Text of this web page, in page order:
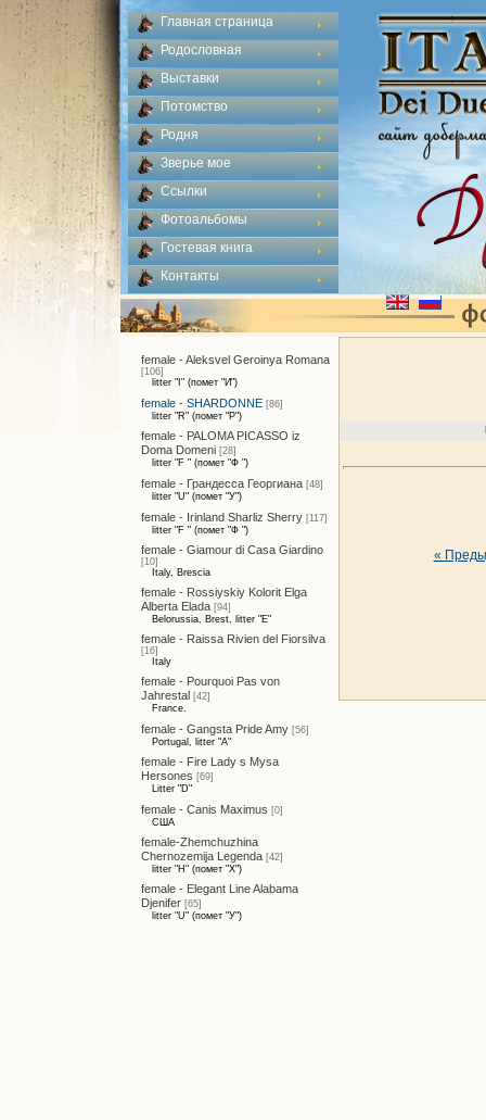
Главная страница
Родословная
Выставки
Потомство
Родня
Зверье мое
Ссылки
Фотоальбомы
Гостевая книга
Контакты
female - Aleksvel Geroinya Romana
[106]
litter "I" (помет "И")
female - SHARDONNE [86]
litter "R" (помет "Р")
female - PALOMA PICASSO iz
Doma Domeni [28]
litter "F " (помет "Ф ")
female - Грандесса Георгиана [48]
litter "U" (помет "У")
female - Irinland Sharliz Sherry [117]
litter "F " (помет "Ф ")
female - Giamour di Casa Giardino
[10]
Italy, Brescia
female - Rossiyskiy Kolorit Elga
Alberta Elada [94]
Belorussia, Brest, litter "E"
female - Raissa Rivien del Fiorsilva
[16]
Italy
female - Pourquoi Pas von
Jahrestal [42]
France.
female - Gangsta Pride Amy [56]
Portugal, litter "A"
female - Fire Lady s Mysa
Hersones [69]
Litter "D"
female - Canis Maximus [0]
США
female-Zhemchuzhina
Chernozemija Legenda [42]
litter "H" (помет "Х")
female - Elegant Line Alabama
Djenifer [65]
litter "U" (помет "У")
«